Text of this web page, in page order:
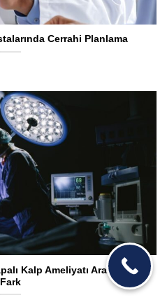
Cerrahi Planlama
Kalp Ameliyatı Arasındaki
Fark